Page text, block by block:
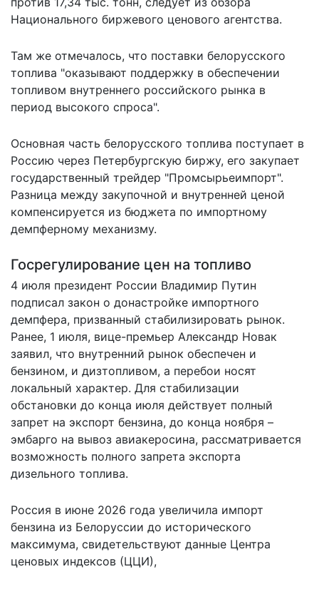
Национального биржевого ценового агентства.
Там же отмечалось, что поставки белорусского
топлива "оказывают поддержку в обеспечении
топливом внутреннего российского рынка в
период высокого спроса".
Основная часть белорусского топлива поступает в
Россию через Петербургскую биржу, его закупает
государственный трейдер "Промсырьеимпорт".
Разница между закупочной и внутренней ценой
компенсируется из бюджета по импортному
демпферному механизму.
Госрегулирование цен на топливо
4 июля президент России Владимир Путин
подписал закон о донастройке импортного
демпфера, призванный стабилизировать рынок.
Ранее, 1 июля, вице-премьер Александр Новак
заявил, что внутренний рынок обеспечен и
бензином, и дизтопливом, а перебои носят
локальный характер. Для стабилизации
обстановки до конца июля действует полный
запрет на экспорт бензина, до конца ноября –
эмбарго на вывоз авиакеросина, рассматривается
возможность полного запрета экспорта
дизельного топлива.
Россия в июне 2026 года увеличила импорт
бензина из Белоруссии до исторического
максимума, свидетельствуют данные Центра
ценовых индексов (ЦЦИ),